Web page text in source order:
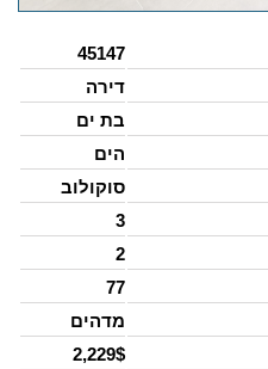
45147
דירה
בת ים
הים
סוקולוב
3
2
77
מדהים
2,229$